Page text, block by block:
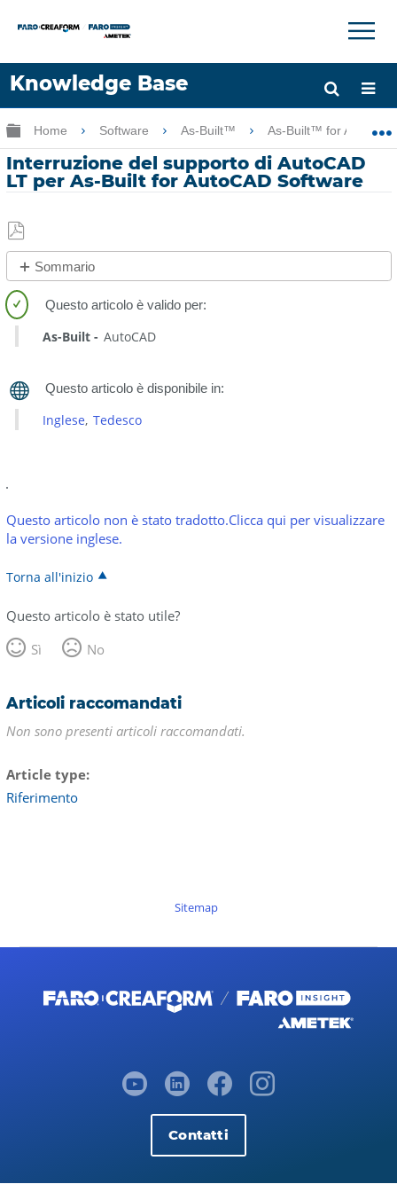
Knowledge Base
Lingua
Chiedere aiuto Accesso
×
Ingrandisci/riduci gerarchia globale
Home Software As-Built™ As-Built™ for
Interruzione del supporto di AutoCAD
LT per As-Built for AutoCAD Software
Salva
come
PDF
Sommario
No
intestazioni
As-Built AutoCAD
Inglese Tedesco
Questo articolo non è stato tradotto.Clicca qui per visualizzare
la versione inglese.
Torna all'inizio
Questo articolo è stato utile?
Sì
No
Articoli raccomandati
Non sono presenti articoli raccomandati.
Article type
Riferimento
Sitemap
Contatti